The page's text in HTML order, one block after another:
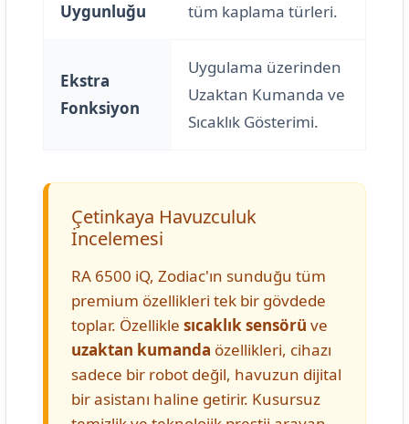
Uygunluğu
tüm kaplama türleri.
Ekstra
Fonksiyon
Uygulama üzerinden
Uzaktan Kumanda ve
Sıcaklık Gösterimi.
Çetinkaya Havuzculuk
İncelemesi
RA 6500 iQ, Zodiac'ın sunduğu tüm
premium özellikleri tek bir gövdede
toplar. Özellikle sıcaklık sensörü ve
uzaktan kumanda özellikleri, cihazı
sadece bir robot değil, havuzun dijital
bir asistanı haline getirir. Kusursuz